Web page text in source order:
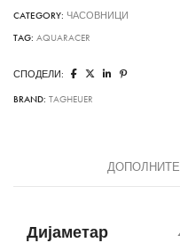
CATEGORY: ЧАСОВНИЦИ
TAG: AQUARACER
СПОДЕЛИ:
BRAND: TAGHEUER
Дијаметар